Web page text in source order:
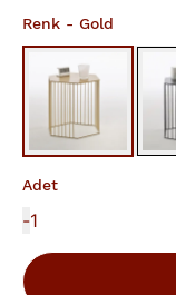
Renk - Gold
Adet
-